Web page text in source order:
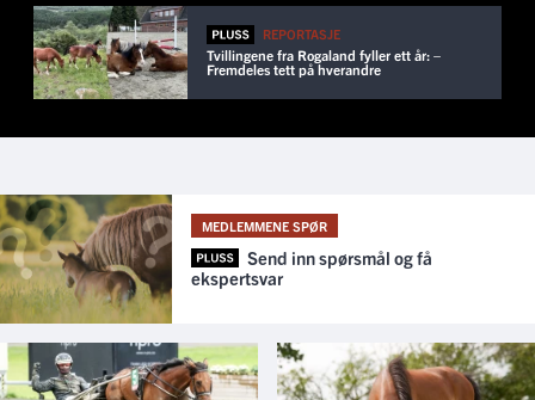
REPORTASJE
Tvillingene fra Rogaland fyller ett år: –
Fremdeles tett på hverandre
MEDLEMMENE SPØR
Send inn spørsmål og få
ekspertsvar